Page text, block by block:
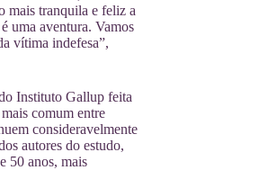
mais tranquila e feliz a
uma aventura. Vamos
vítima indefesa”,
Instituto Gallup feita
comum entre
consideravelmente
autores do estudo,
50 anos, mais